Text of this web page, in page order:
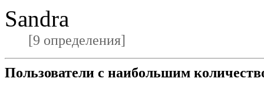
Sandra
[9 определения]
Пользователи с наибольшим